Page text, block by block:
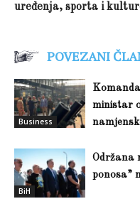
uređenja, sporta i
POVEZANI
Business
ministar
BiH
Održana
ponosa”